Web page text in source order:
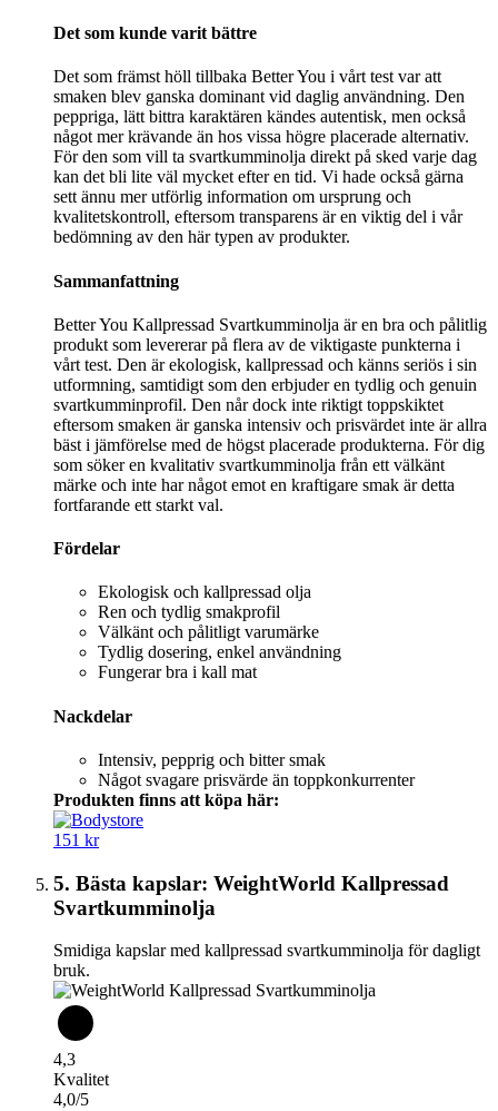
Det som kunde varit bättre
Det som främst höll tillbaka Better You i vårt test var att
smaken blev ganska dominant vid daglig användning. Den
peppriga, lätt bittra karaktären kändes autentisk, men också
något mer krävande än hos vissa högre placerade alternativ.
För den som vill ta svartkumminolja direkt på sked varje dag
kan det bli lite väl mycket efter en tid. Vi hade också gärna
sett ännu mer utförlig information om ursprung och
kvalitetskontroll, eftersom transparens är en viktig del i vår
bedömning av den här typen av produkter.
Sammanfattning
Better You Kallpressad Svartkumminolja är en bra och pålitlig
produkt som levererar på flera av de viktigaste punkterna i
vårt test. Den är ekologisk, kallpressad och känns seriös i sin
utformning, samtidigt som den erbjuder en tydlig och genuin
svartkumminprofil. Den når dock inte riktigt toppskiktet
eftersom smaken är ganska intensiv och prisvärdet inte är allra
bäst i jämförelse med de högst placerade produkterna. För dig
som söker en kvalitativ svartkumminolja från ett välkänt
märke och inte har något emot en kraftigare smak är detta
fortfarande ett starkt val.
Fördelar
Ekologisk och kallpressad olja
Ren och tydlig smakprofil
Välkänt och pålitligt varumärke
Tydlig dosering, enkel användning
Fungerar bra i kall mat
Nackdelar
Intensiv, pepprig och bitter smak
Något svagare prisvärde än toppkonkurrenter
Produkten finns att köpa här:
151 kr
5. Bästa kapslar: WeightWorld Kallpressad
Svartkumminolja
Smidiga kapslar med kallpressad svartkumminolja för dagligt
bruk.
4,3
Kvalitet
4,0/5